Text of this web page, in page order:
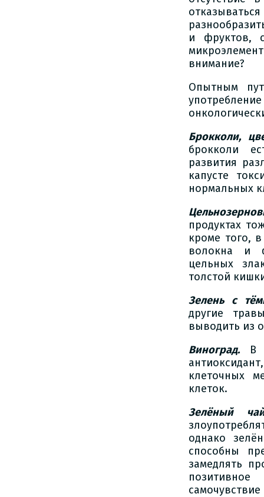
и фруктов,
внимание?
Опытным
Брокколи,
брокколи
развития
капусте
нормальных
продуктах
кроме того,
волокна и
цельных
толстой
Зелень с
другие
выводить из
Виноград. В
клеточных
клеток.
Зелёный
однако
способны
замедлять